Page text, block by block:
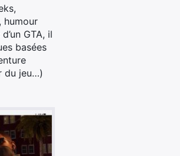
humour
GTA, il
basées
du jeu…)